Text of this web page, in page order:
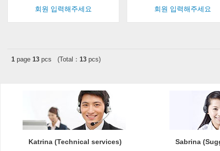
회원 입력해주세요 회원 입력해주세요
1 page 13 pcs (Total： 13 pcs)
Katrina (Technical services) Sabrina